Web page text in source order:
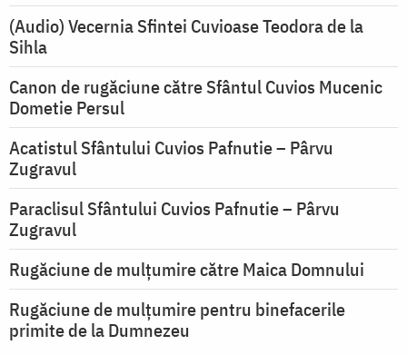
(Audio) Vecernia Sfintei Cuvioase Teodora de la
Sihla
Canon de rugăciune către Sfântul Cuvios Mucenic
Dometie Persul
Acatistul Sfântului Cuvios Pafnutie – Pârvu
Zugravul
Paraclisul Sfântului Cuvios Pafnutie – Pârvu
Zugravul
Rugăciune de mulţumire către Maica Domnului
Rugăciune de mulțumire pentru binefacerile
primite de la Dumnezeu